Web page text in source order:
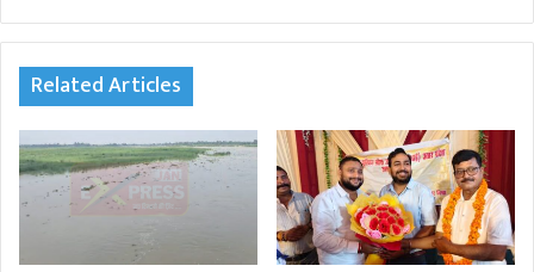
te
Related Articles